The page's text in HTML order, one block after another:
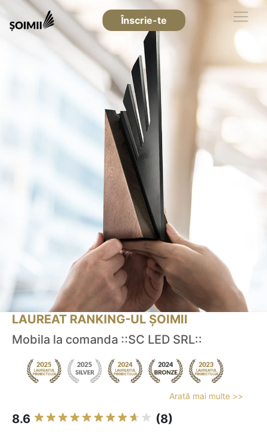
Înscrie-te
LAUREAT RANKING-UL ȘOIMII
Mobila la comanda ::SC LED SRL::
Arată mai multe >>
8.6 (8)